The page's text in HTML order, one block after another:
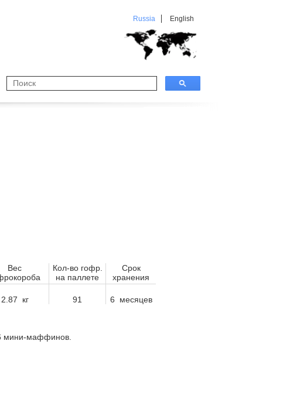
Russia English
Вес
Кол-во гофр.
на паллете
Срок
хранения
2.87 кг 91 6 месяцев
мини-маффинов.